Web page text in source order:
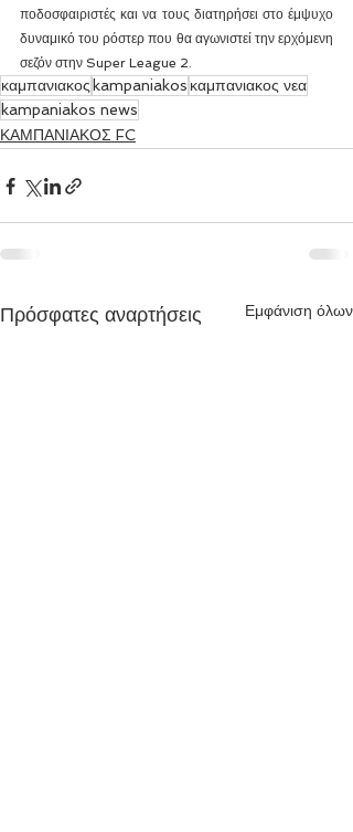
ποδοσφαιριστές και να τους διατηρήσει στο έμψυχο
δυναμικό του ρόστερ που θα αγωνιστεί την ερχόμενη
σεζόν στην Super League 2.
καμπανιακος kampaniakos καμπανιακος νεα
kampaniakos news
ΚΑΜΠΑΝΙΑΚΟΣ FC
Πρόσφατες αναρτήσεις Εμφάνιση όλων